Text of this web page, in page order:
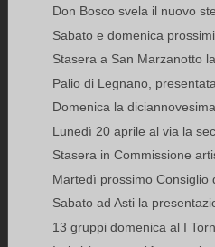
Don Bosco svela il nuovo
Sabato e domenica
Stasera a San Marzanotto
Palio di Legnano,
Domenica la
Lunedì 20 aprile al via la
Stasera in Commissione
Martedì prossimo Consiglio
Sabato ad Asti la
13 gruppi domenica al I